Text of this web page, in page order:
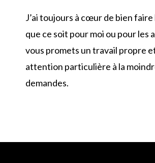
J’ai toujours à cœur de bien faire
que ce soit pour moi ou pour les
vous promets un travail propre
attention particulière à la
demandes.